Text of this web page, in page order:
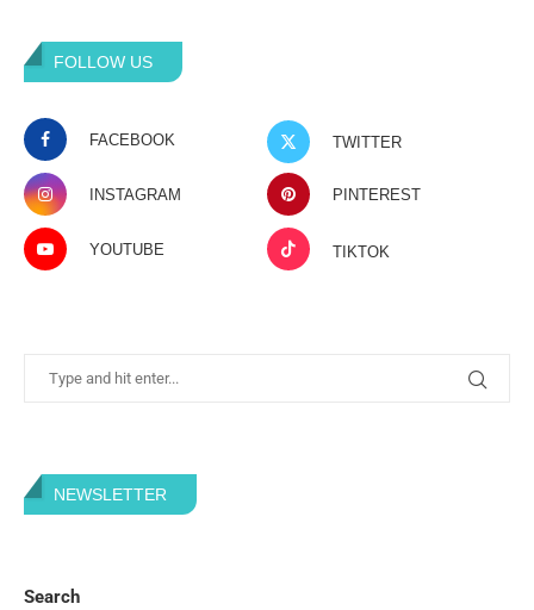
FOLLOW US
FACEBOOK TWITTER
INSTAGRAM PINTEREST
YOUTUBE TIKTOK
NEWSLETTER
Search